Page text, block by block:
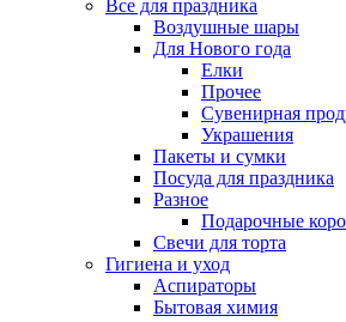
Все для праздника
Воздушные шары
Для Нового года
Елки
Прочее
Сувенирная
Украшения
Пакеты и сумки
Посуда для праздника
Разное
Подарочные
Свечи для торта
Гигиена и уход
Аспираторы
Бытовая химия